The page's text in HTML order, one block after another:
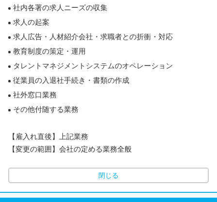
社内各署の求人ニーズの収集
求人の起案
求人広告・人材紹介会社・求職者との折衝・対応
教育制度の策定・運用
タレントマネジメントシステムのオペレーション
従業員の入退社手続き・書類の作成
社外窓口業務
その他付随する業務
【雇入れ直後】上記業務
【変更の範囲】会社の定める業務全般
閉じる